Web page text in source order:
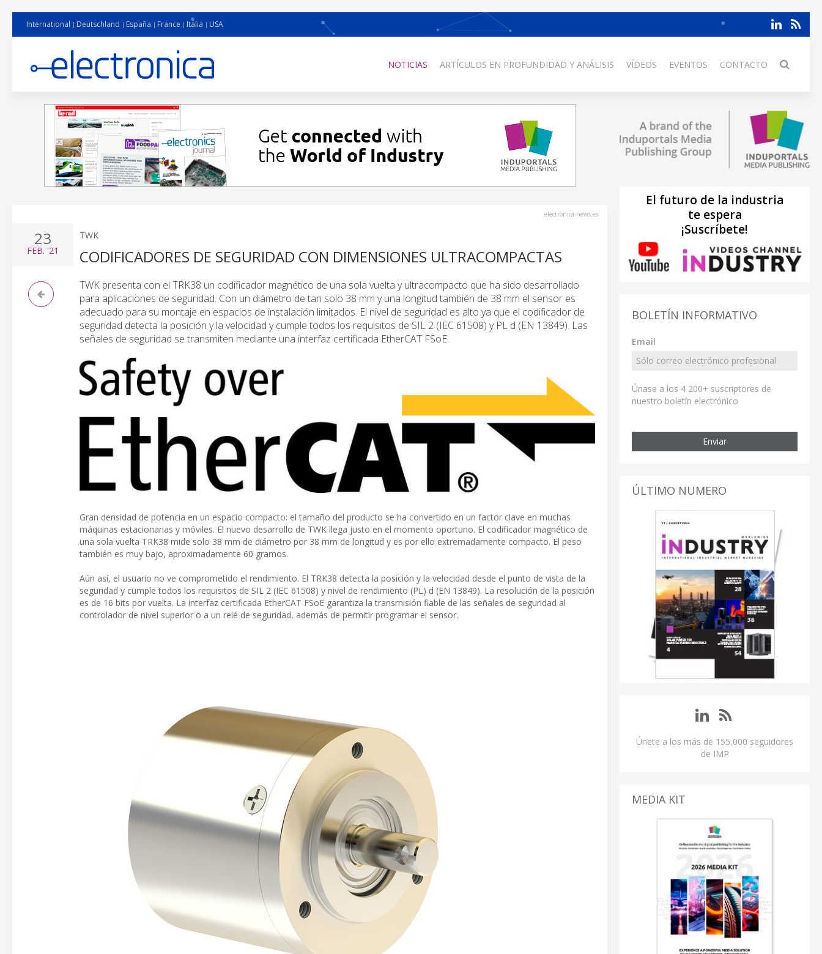
International Deutschland España France Italia USA
NOTICIAS ARTÍCULOS EN PROFUNDIDAD Y ANÁLISIS VÍDEOS EVENTOS CONTACTO
electronica-news.es
23
FEB. '21
TWK
CODIFICADORES DE SEGURIDAD CON DIMENSIONES ULTRACOMPACTAS
TWK presenta con el TRK38 un codificador magnético de una sola vuelta y ultracompacto que ha sido desarrollado
para aplicaciones de seguridad. Con un diámetro de tan solo 38 mm y una longitud también de 38 mm el sensor es
adecuado para su montaje en espacios de instalación limitados. El nivel de seguridad es alto ya que el codificador de
seguridad detecta la posición y la velocidad y cumple todos los requisitos de SIL 2 (IEC 61508) y PL d (EN 13849). Las
señales de seguridad se transmiten mediante una interfaz certificada EtherCAT FSoE.
Gran densidad de potencia en un espacio compacto: el tamaño del producto se ha convertido en un factor clave en muchas
máquinas estacionarias y móviles. El nuevo desarrollo de TWK llega justo en el momento oportuno. El codificador magnético de
una sola vuelta TRK38 mide solo 38 mm de diámetro por 38 mm de longitud y es por ello extremadamente compacto. El peso
también es muy bajo, aproximadamente 60 gramos.
Aún así, el usuario no ve comprometido el rendimiento. El TRK38 detecta la posición y la velocidad desde el punto de vista de la
seguridad y cumple todos los requisitos de SIL 2 (IEC 61508) y nivel de rendimiento (PL) d (EN 13849). La resolución de la posición
es de 16 bits por vuelta. La interfaz certificada EtherCAT FSoE garantiza la transmisión fiable de las señales de seguridad al
controlador de nivel superior o a un relé de seguridad, además de permitir programar el sensor.
El futuro de la industria
te espera
¡Suscríbete!
BOLETÍN INFORMATIVO
Email
Únase a los 4 200+ suscriptores de
nuestro boletín electrónico
Enviar
ÚLTIMO NUMERO
Únete a los más de 155,000 seguidores
de IMP
MEDIA KIT